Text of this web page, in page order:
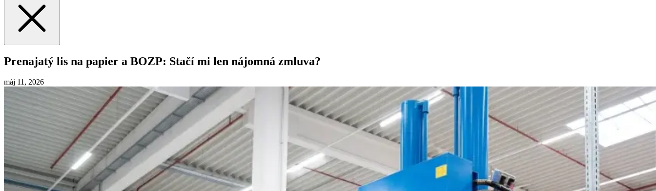
Prenajatý lis na papier a BOZP: Stačí mi len nájomná zmluva?
máj 11, 2026